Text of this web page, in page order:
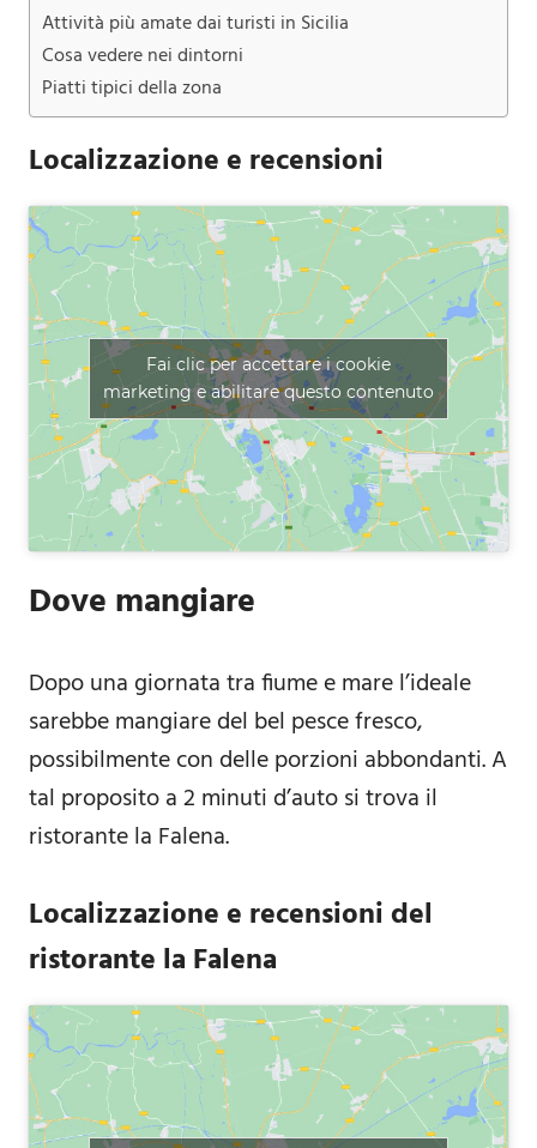
Attività più amate dai turisti in Sicilia
Cosa vedere nei dintorni
Piatti tipici della zona
Localizzazione e recensioni
Fai clic per accettare i cookie
marketing e abilitare questo contenuto
Dove mangiare
Dopo una giornata tra fiume e mare l’ideale
sarebbe mangiare del bel pesce fresco,
possibilmente con delle porzioni abbondanti. A
tal proposito a 2 minuti d’auto si trova il
ristorante la Falena.
Localizzazione e recensioni del
ristorante la Falena